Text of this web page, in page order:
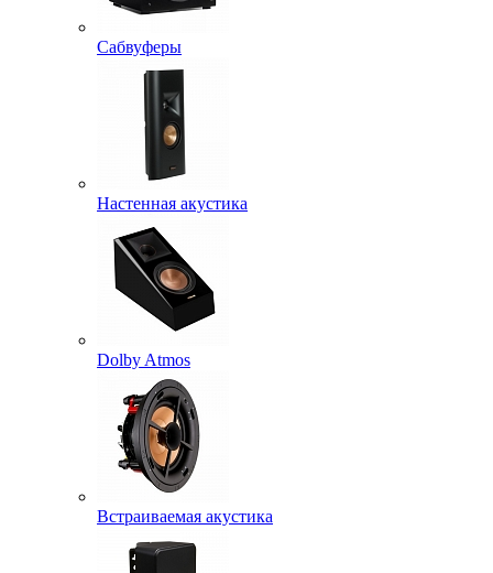
Сабвуферы
Настенная акустика
Dolby Atmos
Встраиваемая акустика